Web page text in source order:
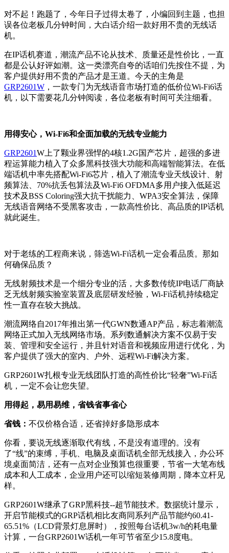
对不起！跑题了，今年日子过得太卷了，小编回到主题，也担
误各位老板几分钟时间，大白话介绍一款好用不贵的无线话
机。
在IP话机赛道，潮流产品不论从技术、质量还是性价比，一直
都是公认好评如潮。这一类漂亮自夸的话咱们先按住不提，为
客户提供好用不贵的产品才是王道。今天的主角是
GRP2601W ，一款专门为无线语音市场打造的低价位Wi-Fi6话
机，以下需要花几分钟阅读，各位老板有时间可关注细看。
用得安心， Wi-Fi6和全面加载的无线专业能力
GRP2601W 上了颗业界强悍的4核1.2G国产芯片，超强的多进
程运算能力植入了众多黑科技强大功能和高端智能算法。在低
端话机中率先搭配Wi-Fi6芯片，植入了潮流专业天线设计、射
频算法、 70%抗丢包算法及Wi-Fi6 OFDMA多用户接入低延迟
技术及BSS Coloring强大抗干扰能力、 WPA3安全算法，保障
无线语音网络不受黑客攻击，一款高性价比、高品质的IP话机
就此诞生。
对于老练的工程商来说，筛选Wi-Fi话机一定会看品质。那如
何确保品质？
无线射频技术是一个细分专业的活，大多数传统IP电话厂商缺
乏无线射频实验室装置及底层研发经验， Wi-Fi话机持续稳定
性一直存在较大挑战。
潮流网络自2017年推出第一代GWN数通AP产品，标志着潮流
网络正式加入无线网络市场。系列数通解决方案不仅易于安
装、管理和安全运行，并且针对语音和视频应用进行优化，为
客户提供了强大的室内、户外、远程Wi-Fi解决方案。
GRP2601W扎根专业无线团队打造的高性价比“轻奢”Wi-Fi话
机，一定不会让您失望。
用得起 ， 易用易维，省钱省事省心
省钱： 不仅价格合适，还省掉好多隐形成本
你看，要说无线逐渐取代有线，不是没有道理的。没有
了“线”的束缚，手机、电脑及桌面话机全部无线接入，办公环
境桌面简洁，还有一点对企业预算也很重要，节省一大笔布线
成本和人工成本，企业用户还可以缩短装修周期，降本立杆见
样。
GRP2601W继承了GRP黑科技--超节能技术。数据统计显示，
开启节能模式的GRP话机相比友商同系列产品节能约60.41-
65.51% （LCD背景灯息屏时），按照每台话机3w/h的耗电量
计算，一台GRP2601W话机一年可节省至少15.8度电。